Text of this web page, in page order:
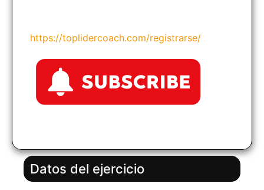
https://toplidercoach.com/registrarse/
Datos del ejercicio